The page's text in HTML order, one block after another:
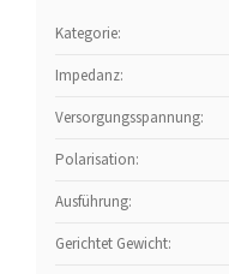
Kategorie:
Impedanz:
Versorgungsspannung:
Polarisation:
Ausführung:
Gerichtet Gewicht: